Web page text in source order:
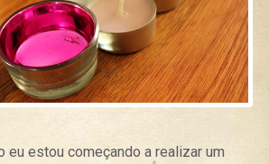
eu estou começando a realizar um